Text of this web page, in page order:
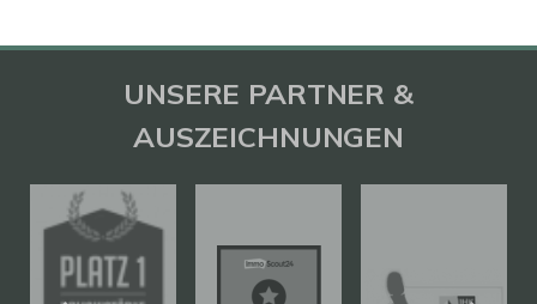
UNSERE PARTNER &
AUSZEICHNUNGEN